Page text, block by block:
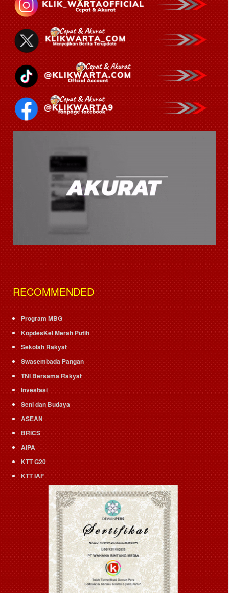
RECOMMENDED
Program MBG
KopdesKel Merah Putih
Sekolah Rakyat
Swasembada Pangan
TNI Bersama Rakyat
Investasi
Seni dan Budaya
ASEAN
BRICS
AIPA
KTT G20
KTT IAF